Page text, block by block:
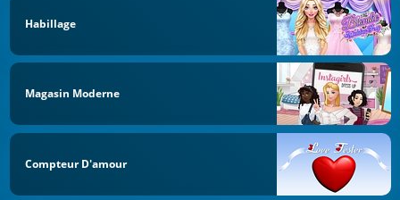
Habillage
Magasin Moderne
Compteur D'amour